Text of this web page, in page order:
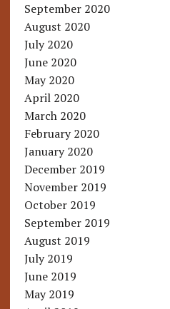
September 2020
August 2020
July 2020
June 2020
May 2020
April 2020
March 2020
February 2020
January 2020
December 2019
November 2019
October 2019
September 2019
August 2019
July 2019
June 2019
May 2019